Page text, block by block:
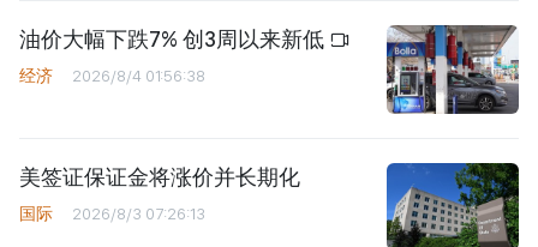
油价大幅下跌7% 创3周以来新低
经济 2026/8/4 01:56:38
美签证保证金将涨价并长期化
国际 2026/8/3 07:26:13